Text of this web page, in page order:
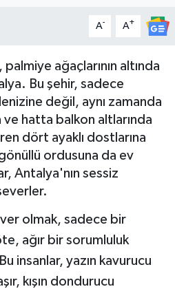
A- A+
ağaçlarının altında
Bu şehir, sadece
değil, aynı zamanda
hatta balkon altlarında
dört ayaklı dostlarına
ordusuna da ev
Antalya'nın sessiz
olmak, sadece bir
ağır bir sorumluluk
insanlar, yazın kavurucu
kışın dondurucu